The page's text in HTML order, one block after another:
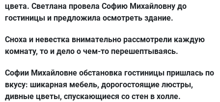
цвета. Светлана провела Софию Михайловну до
гостиницы и предложила осмотреть здание.
Сноха и невестка внимательно рассмотрели каждую
комнату, то и дело о чем-то перешептываясь.
Софии Михайловне обстановка гостиницы пришлась по
вкусу: шикарная мебель, дорогостоящие люстры,
дивные цветы, спускающиеся со стен в холле.